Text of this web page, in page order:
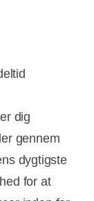
dig
gennem
dygtigste
for at